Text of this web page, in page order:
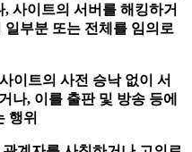
사이트의 서버를 해킹하거
부분 또는 전체를 임의로
트의 사전 승낙 없이 서
나, 이를 출판 및 방송 등에
행위